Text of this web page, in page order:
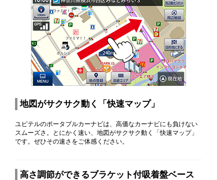
地図がサクサク動く「快速マップ」
ユピテルのポータブルカーナビは、高価なカーナビにも負けない
スムーズさ。とにかく速い、地図がサクサク動く「快速マップ」
です。ぜひその速さをご体感ください。
高さ調節ができるブラケット付吸着盤ベース